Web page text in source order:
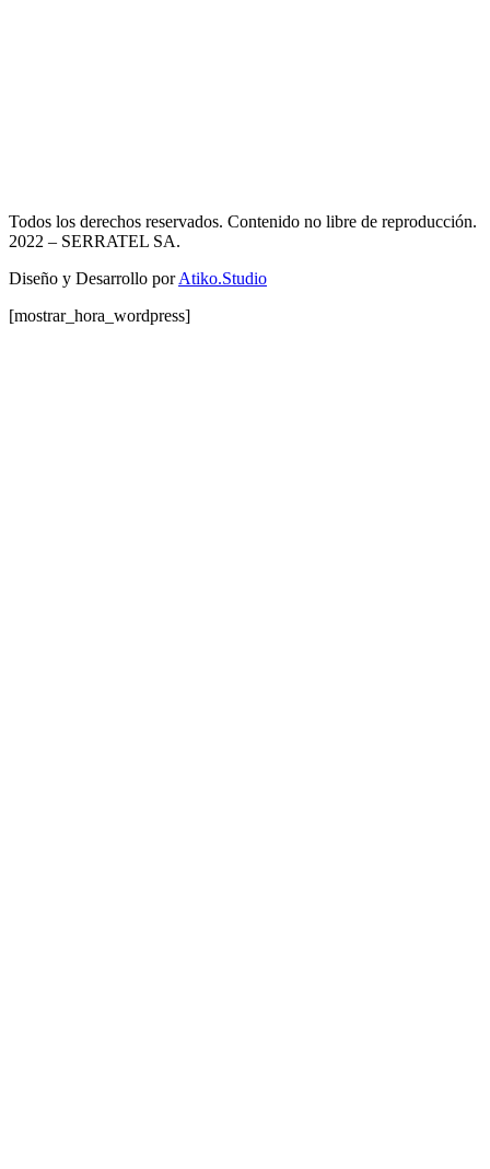
Todos los derechos reservados. Contenido no libre de reproducción.
2022 – SERRATEL SA.
Diseño y Desarrollo porAtiko.Studio
[mostrar_hora_wordpress]